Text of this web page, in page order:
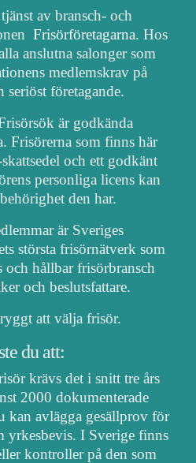
av bransch- och
Frisörföretagarna. Hos
anslutna salonger som
medlemskrav på
seriöst företagande.
är godkända
Frisörerna som finns här
och ett godkänt
personliga licens kan
den har.
är Sveriges
största frisörnätverk som
och hållbar frisörbransch
och beslutsfattare.
att välja frisör.
du att:
krävs det i snitt tre års
2000 dokumenterade
kan avlägga gesällprov för
yrkesbevis. I Sverige finns
kontroller på den som